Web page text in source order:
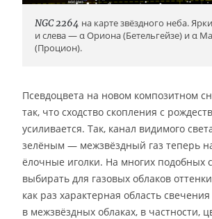
NGC 2264 на карте звёздного неба.
и слева — α Ориона (Бетельгейзе) и α
(Процион).
Псевдоцвета на новом композитном
так, что сходство скопления с
усиливается. Так, канал видимого
зелёным — межзвёздный газ теперь
ёлочные иголки. На многих подобных
выбирать для газовых облаков
как раз характерная область
в межзвёздных облаках, в частности,